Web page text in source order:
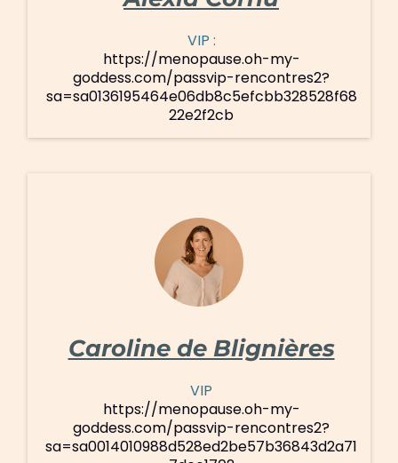
VIP :
https://menopause.oh-my-
goddess.com/passvip-rencontres2?
sa=sa0136195464e06db8c5efcbb328528f68
22e2f2cb
Caroline de Blignières
VIP
https://menopause.oh-my-
goddess.com/passvip-rencontres2?
sa=sa0014010988d528ed2be57b36843d2a71